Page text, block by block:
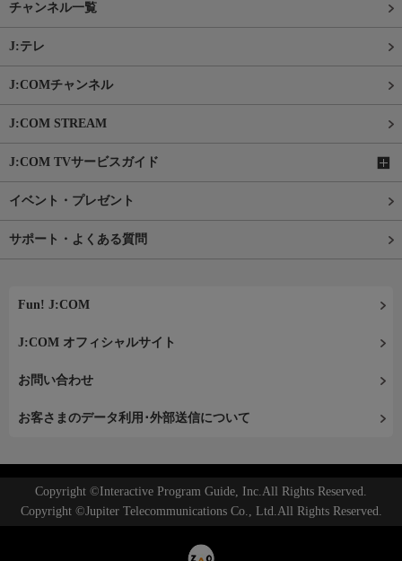
チャンネル一覧
J:テレ
J:COMチャンネル
J:COM STREAM
J:COM TVサービスガイド
イベント・プレゼント
サポート・よくある質問
Fun! J:COM
J:COM オフィシャルサイト
お問い合わせ
お客さまのデータ利用･外部送信について
Copyright ©Interactive Program Guide, Inc.All Rights Reserved.
Copyright ©Jupiter Telecommunications Co., Ltd.All Rights Reserved.